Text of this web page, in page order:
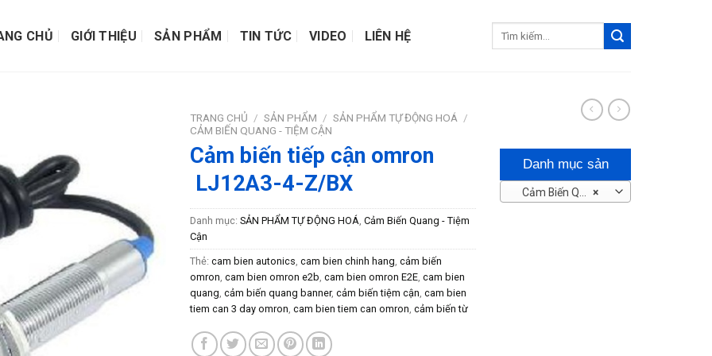
CHỦ GIỚI THIỆU SẢN PHẨM TIN TỨC VIDEO LIÊN HỆ
TRANG CHỦ / SẢN PHẨM / SẢN PHẨM TỰ ĐỘNG HOÁ /
CẢM BIẾN QUANG - TIỆM CẬN
Cảm biến tiếp cận omron
LJ12A3-4-Z/BX
Danh mục: SẢN PHẨM TỰ ĐỘNG HOÁ, Cảm Biến Quang - Tiệm
Cận
Thẻ: cam bien autonics, cam bien chinh hang, cảm biến
omron, cam bien omron e2b, cam bien omron E2E, cam bien
quang, cảm biến quang banner, cảm biến tiệm cận, cam bien
tiem can 3 day omron, cam bien tiem can omron, cảm biến từ
Danh mục sản
phẩm ×
Cảm Biến Quang – Tiệm Cận